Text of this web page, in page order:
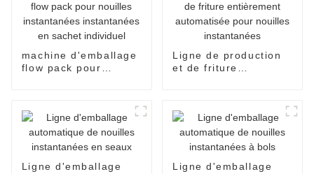
machine d'emballage
flow pack pour
Ligne de production
et de friture
nouilles instantanées
Ligne d'emballage
Ligne d'emballage